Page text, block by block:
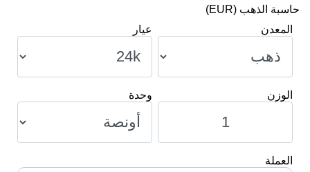
حاسبة الذهب (EUR)
المعدن
عيار
الوزن وحدة
العملة